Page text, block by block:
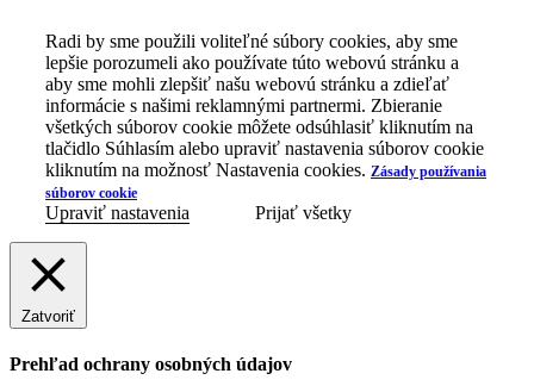
Radi by sme použili voliteľné súbory cookies, aby sme
lepšie porozumeli ako používate túto webovú stránku a
aby sme mohli zlepšiť našu webovú stránku a zdieľať
informácie s našimi reklamnými partnermi. Zbieranie
všetkých súborov cookie môžete odsúhlasiť kliknutím na
tlačidlo Súhlasím alebo upraviť nastavenia súborov cookie
kliknutím na možnosť Nastavenia cookies. Zásady používania
súborov cookie
Upraviť nastavenia Prijať všetky
Zatvoriť
Prehľad ochrany osobných údajov